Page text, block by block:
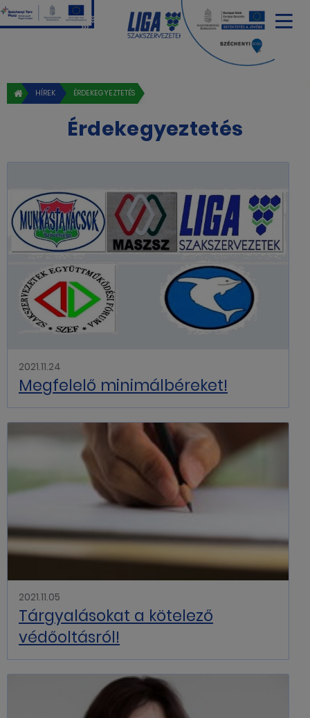
HÍREK ÉRDEKEGYEZTETÉS
Érdekegyeztetés
2021.11.24
Megfelelő minimálbéreket!
2021.11.05
Tárgyalásokat a kötelező
védőoltásról!